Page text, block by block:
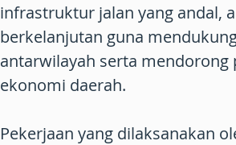
infrastruktur jalan yang andal,
berkelanjutan guna
antarwilayah serta mendorong
ekonomi daerah.
Pekerjaan yang dilaksanakan